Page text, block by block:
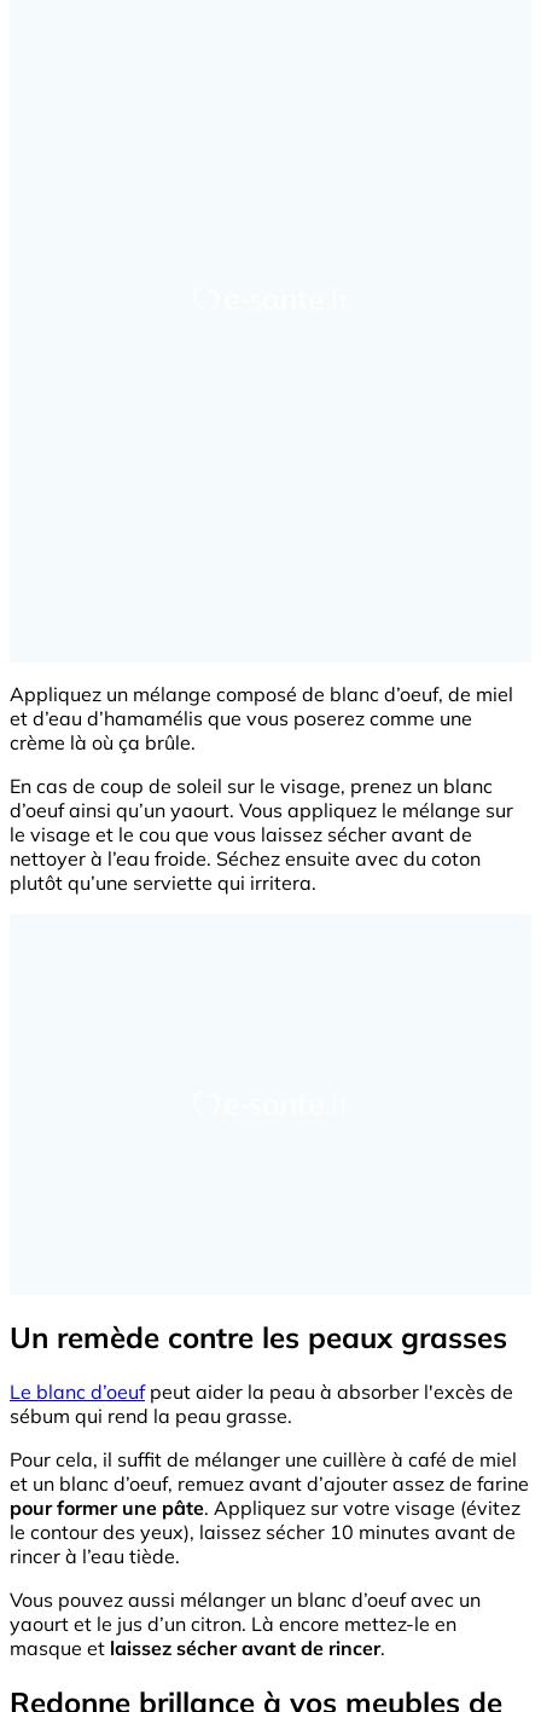
Appliquez un mélange composé de blanc d’oeuf, de miel
et d’eau d’hamamélis que vous poserez comme une
crème là où ça brûle.
En cas de coup de soleil sur le visage, prenez un blanc
d’oeuf ainsi qu’un yaourt. Vous appliquez le mélange sur
le visage et le cou que vous laissez sécher avant de
nettoyer à l’eau froide. Séchez ensuite avec du coton
plutôt qu’une serviette qui irritera.
Un remède contre les peaux grasses
Le blanc d’oeufpeut aider la peau à absorber l'excès de
sébum qui rend la peau grasse.
Pour cela, il suffit de mélanger une cuillère à café de miel
et un blanc d’oeuf, remuez avant d’ajouter assez de farine
pour former une pâte. Appliquez sur votre visage (évitez
le contour des yeux), laissez sécher 10 minutes avant de
rincer à l’eau tiède.
Vous pouvez aussi mélanger un blanc d’oeuf avec un
yaourt et le jus d’un citron. Là encore mettez-le en
masque et laissez sécher avant de rincer.
Redonne brillance à vos meubles de